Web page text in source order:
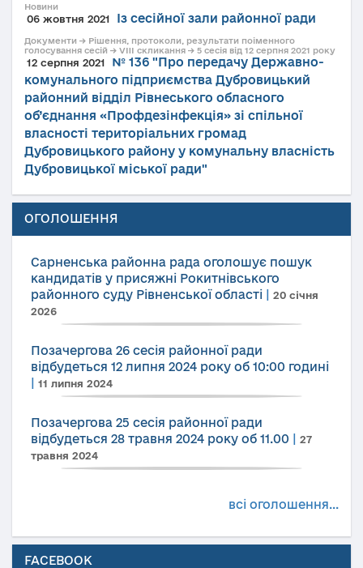
Новини
06 жовтня 2021 Із сесійної зали районної ради
Документи → Рішення, протоколи, результати поіменного
голосування сесій → VIII скликання → 5 сесія від 12 серпня 2021 року
12 серпня 2021
№ 136 "Про передачу Державно-
комунального підприємства Дубровицький
районний відділ Рівнеського обласного
об’єднання «Профдезінфекція» зі спільної
власності територіальних громад
Дубровицького району у комунальну власність
Дубровицької міської ради"
ОГОЛОШЕННЯ
Сарненська районна рада оголошує пошук
кандидатів у присяжні Рокитнівського
районного суду Рівненської області
20 січня
2026
Позачергова 26 сесія районної ради
відбудеться 12 липня 2024 року об 10:00 годині
11 липня 2024
Позачергова 25 сесія районної ради
відбудеться 28 травня 2024 року об 11.00
27
травня 2024
всі оголошення...
FACEBOOK